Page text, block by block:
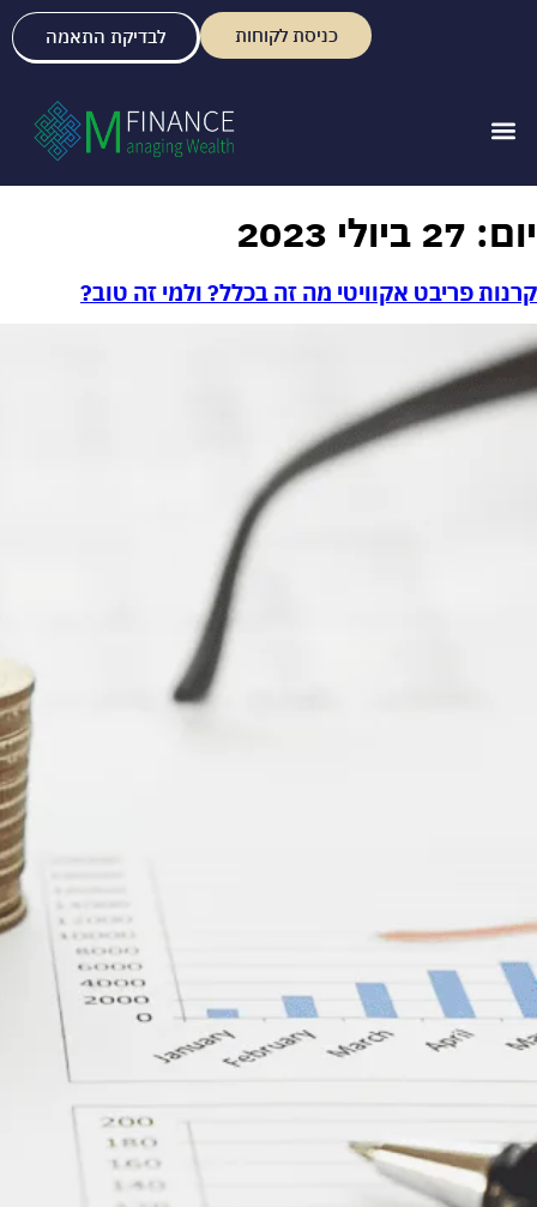
לבדיקת התאמה כניסת לקוחות
יום: 27 ביולי 2023
קרנות פריבט אקוויטי מה זה בכלל? ולמי זה טוב?